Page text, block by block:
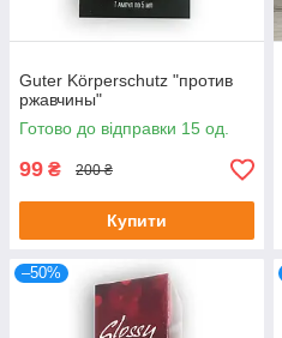
Guter Körperschutz "против
ржавчины"
Готово до відправки 15 од.
99 ₴ 200 ₴
Купити
–50%